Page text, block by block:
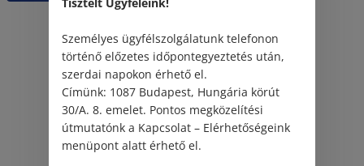
Személyes ügyfélszolgálatunk telefonon
történő előzetes időpontegyeztetés után,
szerdai napokon érhető el.
Címünk: 1087 Budapest, Hungária körút
30/A. 8. emelet. Pontos megközelítési
útmutatónk a Kapcsolat – Elérhetőségeink
menüpont alatt érhető el.